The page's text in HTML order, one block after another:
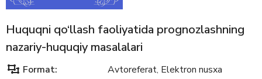
Huquqni qo‘llash faoliyatida prognozlashning
nazariy-huquqiy masalalari
Format: Avtoreferat, Elektron nusxa